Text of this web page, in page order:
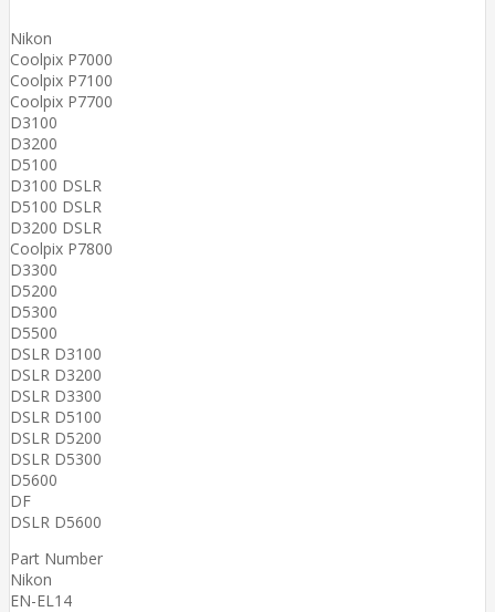
Nikon
Coolpix P7000
Coolpix P7100
Coolpix P7700
D3100
D3200
D5100
D3100 DSLR
D5100 DSLR
D3200 DSLR
Coolpix P7800
D3300
D5200
D5300
D5500
DSLR D3100
DSLR D3200
DSLR D3300
DSLR D5100
DSLR D5200
DSLR D5300
D5600
DF
DSLR D5600
Part Number
Nikon
EN-EL14